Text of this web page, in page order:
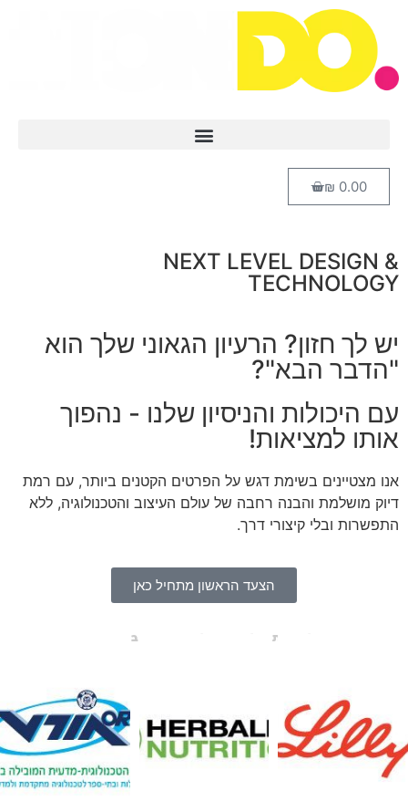
₪ 0.00
NEXT LEVEL DESIGN &
TECHNOLOGY
יש לך חזון? הרעיון הגאוני שלך הוא
"הדבר הבא"?
עם היכולות והניסיון שלנו - נהפוך
אותו למציאות!
אנו מצטיינים בשימת דגש על הפרטים הקטנים ביותר, עם רמת
דיוק מושלמת והבנה רחבה של עולם העיצוב והטכנולוגיה, ללא
התפשרות ובלי קיצורי דרך.
הצעד הראשון מתחיל כאן